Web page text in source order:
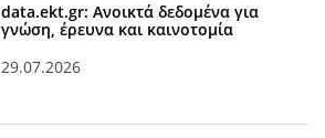
data.ekt.gr: Ανοικτά δεδομένα για
γνώση, έρευνα και καινοτομία
29.07.2026